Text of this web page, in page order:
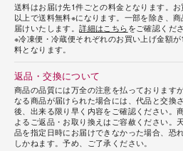
送料はお届け先1件ごとの料金となります。お
以上で送料無料※になります。一部を除き、
届けいたします。詳細はこちらをご確認くださ
※冷凍便・冷蔵便それぞれのお買い上げ金額
料となります。
返品・交換について
商品の品質には万全の注意を払っております
なる商品が届けられた場合には、代品と交換
後、出来る限り早く内容をご確認ください。
よるご返品・お取り換えはご容赦ください。
品を指定日時にお届けできなかった場合、恐
しかねます。予め、ご了承ください。